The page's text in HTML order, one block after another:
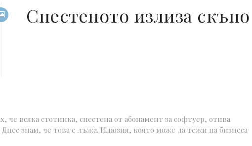
Спестеното излиза скъпо
че всяка стотинка, спестена от абонамент за софтуер, отива
Днес знам, че това е лъжа. Илюзия, която може да тежи на бизнеса